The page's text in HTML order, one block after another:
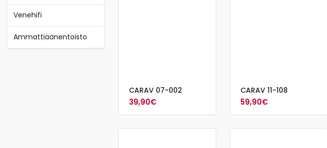
Venehifi
Ammattiäänentoisto
CARAV 07-002
39,90€
CARAV 11-108
59,90€